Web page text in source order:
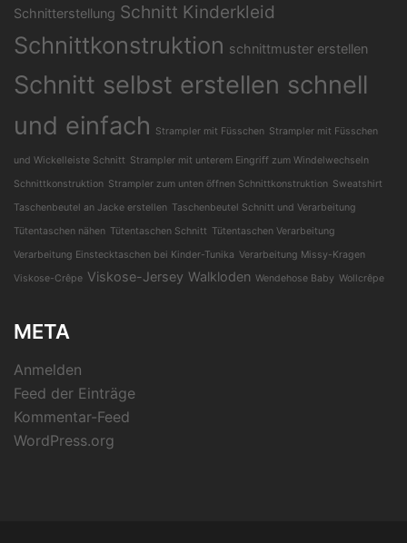
Schnitterstellung Schnitt Kinderkleid
Schnittkonstruktion schnittmuster erstellen
Schnitt selbst erstellen schnell
und einfach
Strampler mit Füsschen Strampler mit Füsschen
und Wickelleiste Schnitt Strampler mit unterem Eingriff zum Windelwechseln
Schnittkonstruktion Strampler zum unten öffnen Schnittkonstruktion Sweatshirt
Taschenbeutel an Jacke erstellen Taschenbeutel Schnitt und Verarbeitung
Tütentaschen nähen Tütentaschen Schnitt Tütentaschen Verarbeitung
Verarbeitung Einstecktaschen bei Kinder-Tunika Verarbeitung Missy-Kragen
Viskose-Crêpe Viskose-Jersey Walkloden Wendehose Baby Wollcrêpe
META
Anmelden
Feed der Einträge
Kommentar-Feed
WordPress.org